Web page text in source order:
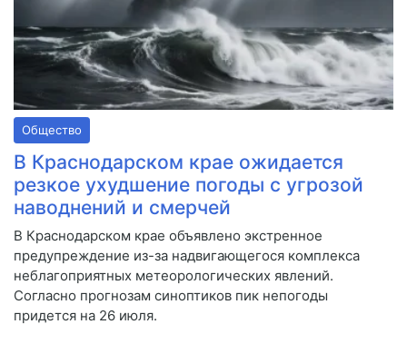
Общество
В Краснодарском крае ожидается
резкое ухудшение погоды с угрозой
наводнений и смерчей
В Краснодарском крае объявлено экстренное
предупреждение из-за надвигающегося комплекса
неблагоприятных метеорологических явлений.
Согласно прогнозам синоптиков пик непогоды
придется на 26 июля.